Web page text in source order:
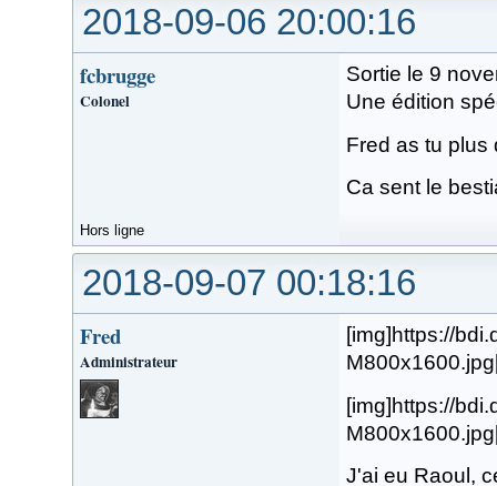
2018-09-06 20:00:16
fcbrugge
Colonel
Sortie le 9
Une édition
Fred as tu plus
Ca sent le
Hors ligne
2018-09-07 00:18:16
Fred
Administrateur
[img]https://
[img]https://
J'ai eu Raoul,